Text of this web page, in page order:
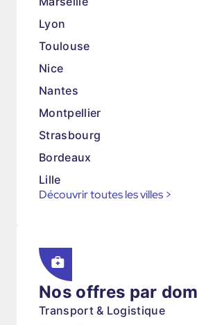
Lyon
Toulouse
Nice
Nantes
Montpellier
Strasbourg
Bordeaux
Lille
Découvrir toutes les villes >
Nos offres par
Transport & Logistique